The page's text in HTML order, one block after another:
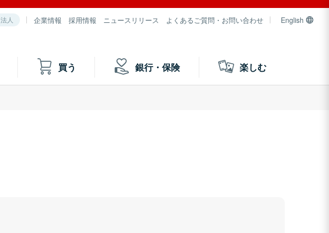
法人 企業情報 採用情報 ニュースリリース よくあるご質問・お問い合わせ English
買う 銀行・保険 楽しむ